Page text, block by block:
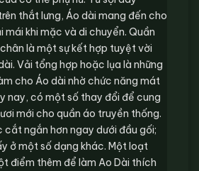
thắt lưng, Áo dài mang đến cho
mái khi mặc và di chuyển. Quần
là một sự kết hợp tuyệt vời
Vải tổng hợp hoặc lụa là những
cho Áo dài nhờ chức năng mát
nay, có một số thay đổi để cung
mới cho quần áo truyền thống.
ngắn hơn ngay dưới đầu gối;
ở một số dạng khác. Một loạt
điểm thêm để làm Ao Dài thích